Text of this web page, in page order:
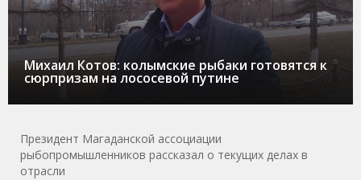
Михаил Котов: колымские рыбаки готовятся к
сюрпризам на лососевой путине
Президент Магаданской ассоциации
рыбопромышленников рассказал о текущих делах в
отрасли